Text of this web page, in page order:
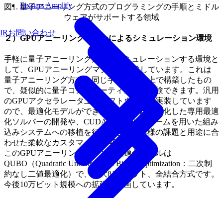
Fixstars Amplify
IRお問い合わせ
図1. 量子アニーリング方式のプログラミングの手順とミドル
ウェアがサポートする領域
２）GPUアニーリングマシンによるシミュレーション環境
手軽に量子アニーリング方式をシミュレーションする環境と
して、GPUアニーリングマシンを開発しています。これは
量子アニーリング方式と同じ手法をGPU上で構築したもの
で、疑似的に量子コンピューティングを体験できます。汎用
のGPUアクセラレータ上にソフトウェアで実装しています
ので、最適化モデルができた後に、課題に特化した専用最適
化ソルバーの開発や、CUDAプラットフォームを用いた組み
込みシステムへの移植を行うなど、お客様の課題と用途に合
わせた柔軟なカスタマイズが可能です。
このGPUアニーリングマシンの最適化モデルは
QUBO（Quadratic Unconstrained Binary Optimization：二次制
約なし二値最適化）で、最大8192ビット、全結合方式です。
今後10万ビット規模への拡張を計画しています。